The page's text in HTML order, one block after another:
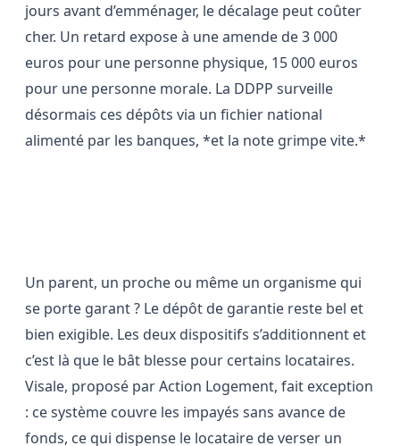
jours avant d’emménager, le décalage peut coûter
cher. Un retard expose à une amende de 3 000
euros pour une personne physique, 15 000 euros
pour une personne morale. La DDPP surveille
désormais ces dépôts via un fichier national
alimenté par les banques, *et la note grimpe vite.*
Un parent, un proche ou même un organisme qui
se porte garant ? Le dépôt de garantie reste bel et
bien exigible. Les deux dispositifs s’additionnent et
c’est là que le bât blesse pour certains locataires.
Visale, proposé par Action Logement, fait exception
: ce système couvre les impayés sans avance de
fonds, ce qui dispense le locataire de verser un